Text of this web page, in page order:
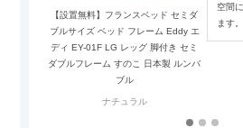
【設置無料】フランスベッド セミダ
ブルサイズ ベッド フレーム Eddy エ
ディ EY-01F LG レッグ 脚付き セミ
ダブルフレーム すのこ 日本製 ルンバ
ブル
ナチュラル
空間
ます。